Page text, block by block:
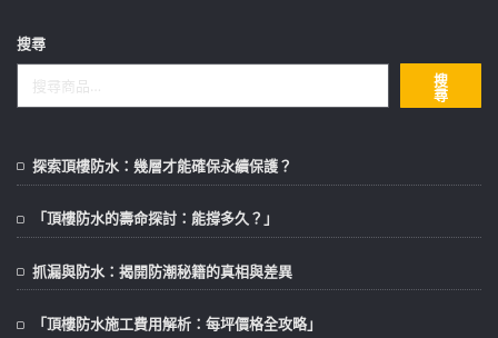
搜尋
搜
尋
探索頂樓防水：幾層才能確保永續保護？
「頂樓防水的壽命探討：能撐多久？」
抓漏與防水：揭開防潮秘籍的真相與差異
「頂樓防水施工費用解析：每坪價格全攻略」